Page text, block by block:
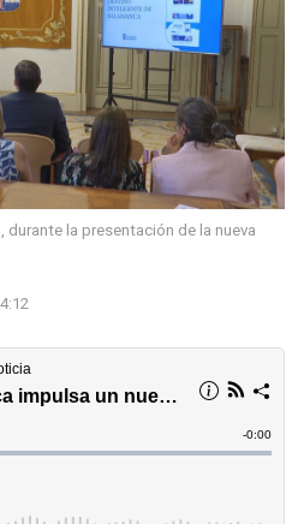
durante la presentación de la nueva